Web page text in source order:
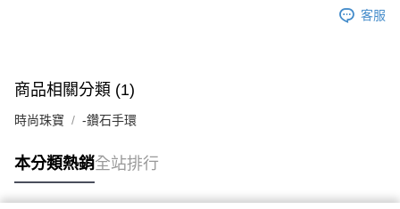
客服
商品相關分類 (1)
時尚珠寶 -鑽石手環
本分類熱銷全站排行